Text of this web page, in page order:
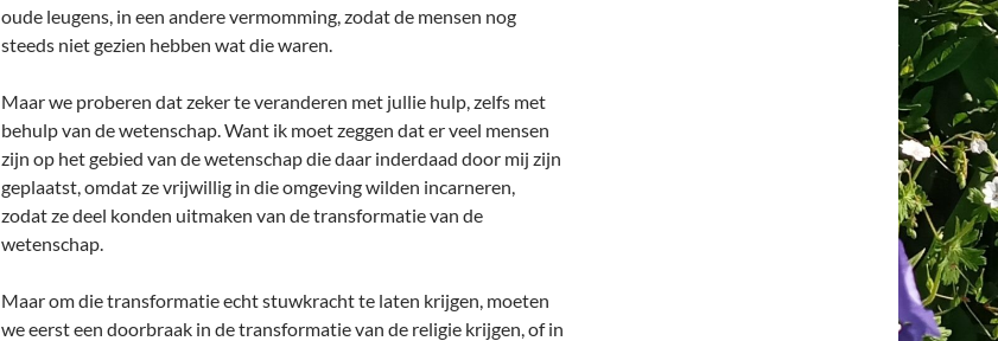
oude leugens, in een andere vermomming, zodat de mensen nog
steeds niet gezien hebben wat die waren.
Maar we proberen dat zeker te veranderen met jullie hulp, zelfs met
behulp van de wetenschap. Want ik moet zeggen dat er veel mensen
zijn op het gebied van de wetenschap die daar inderdaad door mij zijn
geplaatst, omdat ze vrijwillig in die omgeving wilden incarneren,
zodat ze deel konden uitmaken van de transformatie van de
wetenschap.
Maar om die transformatie echt stuwkracht te laten krijgen, moeten
we eerst een doorbraak in de transformatie van de religie krijgen, of in